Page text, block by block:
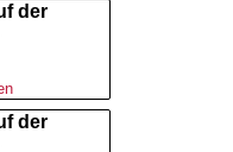
der
der